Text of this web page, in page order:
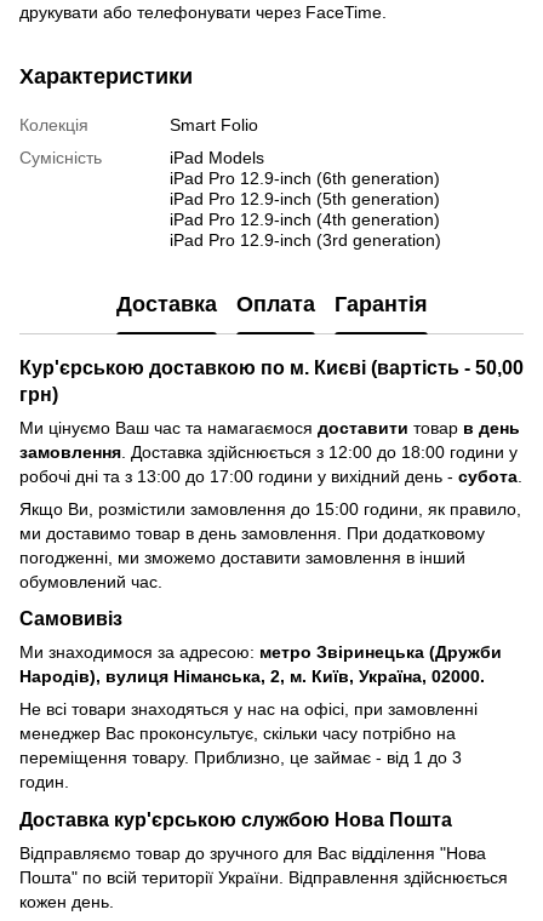
друкувати або телефонувати через FaceTime.
Характеристики
Колекція
Smart Folio
Сумісність
iPad Models
iPad Pro 12.9-inch (6th generation)
iPad Pro 12.9-inch (5th generation)
iPad Pro 12.9-inch (4th generation)
iPad Pro 12.9-inch (3rd generation)
Доставка Оплата Гарантія
Кур'єрською доставкою по м. Києві (вартість - 50,00
грн)
Ми цінуємо Ваш час та намагаємося доставити товар в день
замовлення . Доставка здійснюється з 12:00 до 18:00 години у
робочі дні та з 13:00 до 17:00 години у вихідний день - субота
Якщо Ви, розмістили замовлення до 15:00 години, як правило,
ми доставимо товар в день замовлення. При додатковому
погодженні, ми зможемо доставити замовлення в інший
обумовлений час.
Самовивіз
Ми знаходимося за адресою: метро Звіринецька (Дружби
Народів), вулиця Німанська, 2, м. Київ, Україна, 02000.
Не всі товари знаходяться у нас на офісі, при замовленні
менеджер Вас проконсультує, скільки часу потрібно на
переміщення товару. Приблизно, це займає - від 1 до 3
годин.
Доставка кур'єрською службою Нова Пошта
Відправляємо товар до зручного для Вас відділення "Нова
Пошта" по всій території України. Відправлення здійснюється
кожен день.